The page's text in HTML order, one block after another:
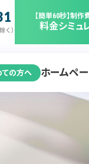
く）
【簡単60秒】制
料金シミュ
ての方へ ホームペ